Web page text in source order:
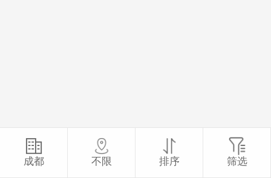
成都 不限 排序 筛选